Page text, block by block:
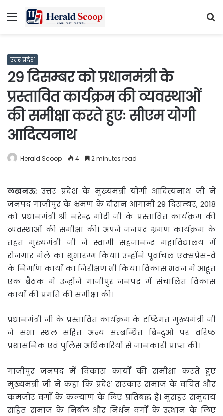
Menu
उत्तर प्रदेश
29 दिसम्बर को प्रधानमंत्री के
प्रस्तावित कार्यक्रम की व्यवस्थाओं
की समीक्षा करते हुएः सीएम योगी
आदित्यनाथ
Herald Scoop 4 2 minutes read
लखनऊ: उत्तर प्रदेश के मुख्यमंत्री योगी आदित्यनाथ जी ने
जनपद गाजीपुर के भ्रमण के दौरान आगामी 29 दिसम्बर, 2018
को प्रधानमंत्री श्री नरेन्द्र मोदी जी के प्रस्तावित कार्यक्रम की
व्यवस्थाओं की समीक्षा की। अपने जनपद भ्रमण कार्यक्रम के
तहत मुख्यमंत्री जी ने स्वामी सहजानन्द महाविद्यालय में
रोजगार मेले का शुभारम्भ किया। उन्होंने पूर्वांचल एक्सप्रेस-वे
के निर्माण कार्याें का निरीक्षण भी किया। विकास भवन में आहूत
एक बैठक में उन्होंने गाजीपुर जनपद में संचालित विकास
कार्याें की प्रगति की समीक्षा की।
प्रधानमंत्री जी के प्रस्तावित कार्यक्रम के दृष्टिगत मुख्यमंत्री जी
ने सभा स्थल सहित अन्य सम्बन्धित बिन्दुओं पर वरिष्ठ
प्रशासनिक एवं पुलिस अधिकारियों से जानकारी प्राप्त की।
गाजीपुर जनपद में विकास कार्याें की समीक्षा करते हुए
मुख्यमंत्री जी ने कहा कि प्रदेश सरकार समाज के वंचित और
कमजोर वर्गाें के कल्याण के लिए प्रतिबद्ध है। मुसहर समुदाय
सहित समाज के निर्बल और निर्धन वर्गाें के उत्थान के लिए